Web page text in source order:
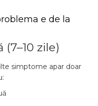
e de la
zile)
simptome apar doar